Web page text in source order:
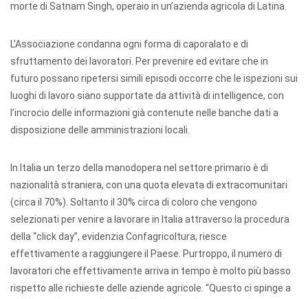
morte di Satnam Singh, operaio in un’azienda agricola di Latina.
L’Associazione condanna ogni forma di caporalato e di
sfruttamento dei lavoratori. Per prevenire ed evitare che in
futuro possano ripetersi simili episodi occorre che le ispezioni sui
luoghi di lavoro siano supportate da attività di intelligence, con
l’incrocio delle informazioni già contenute nelle banche dati a
disposizione delle amministrazioni locali.
In Italia un terzo della manodopera nel settore primario è di
nazionalità straniera, con una quota elevata di extracomunitari
(circa il 70%). Soltanto il 30% circa di coloro che vengono
selezionati per venire a lavorare in Italia attraverso la procedura
della “click day”, evidenzia Confagricoltura, riesce
effettivamente a raggiungere il Paese. Purtroppo, il numero di
lavoratori che effettivamente arriva in tempo è molto più basso
rispetto alle richieste delle aziende agricole. “Questo ci spinge a